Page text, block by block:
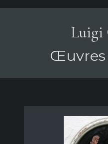
Luigi
Œuvres